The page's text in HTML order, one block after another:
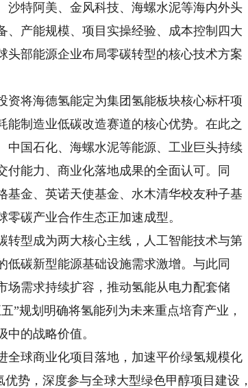
特阿美、金风科技、海螺水泥等海内外头
产能规模、项目实操经验、成本控制四大
部能源企业布局零碳转型的核心技术方案
将海德氢能定为集团氢能板块核心标杆项
能制造业低碳改造赛道的核心优势。在此之
中国石化、海螺水泥等能源、工业巨头持续
能力、商业化落地成果的全面认可。同
基金、英诺天使基金、水木清华校友种子基
碳产业合作生态正加速成型。
型成为两大核心主线，人工智能技术与第
碳新型能源基础设施需求激增。与此同
场需求持续扩容，推动氢能从电力配套储
”规划明确将氢能列为未来重点培育产业，
的战略价值。
球商业化项目落地，加速平价绿氢规模化
势，深度参与全球大型绿色甲醇项目建设，